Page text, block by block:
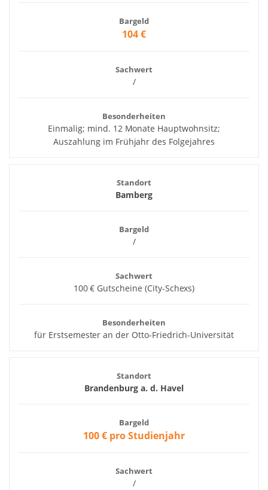
Bargeld
104 €
Sachwert
/
Besonderheiten
Einmalig; mind. 12 Monate Hauptwohnsitz;
Auszahlung im Frühjahr des Folgejahres
Standort
Bamberg
Bargeld
/
Sachwert
100 € Gutscheine (City-Schexs)
Besonderheiten
für Erstsemester an der Otto-Friedrich-Universität
Standort
Brandenburg a. d. Havel
Bargeld
100 € pro Studienjahr
Sachwert
/